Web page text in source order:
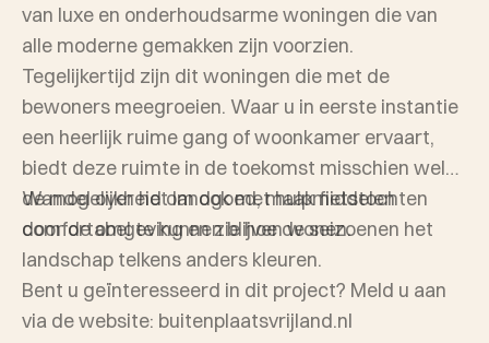
van luxe en onderhoudsarme woningen die van
alle moderne gemakken zijn voorzien.
Tegelijkertijd zijn dit woningen die met de
bewoners meegroeien. Waar u in eerste instantie
een heerlijk ruime gang of woonkamer ervaart,
biedt deze ruimte in de toekomst misschien wel
de mogelijkheid om ook met hulpmiddelen
comfortabel te kunnen blijven wonen.
Wandel over het landgoed, maak fietstochten
door de omgeving en zie hoe de seizoenen het
landschap telkens anders kleuren.
Bent u geïnteresseerd in dit project? Meld u aan
via de website: buitenplaatsvrijland.nl